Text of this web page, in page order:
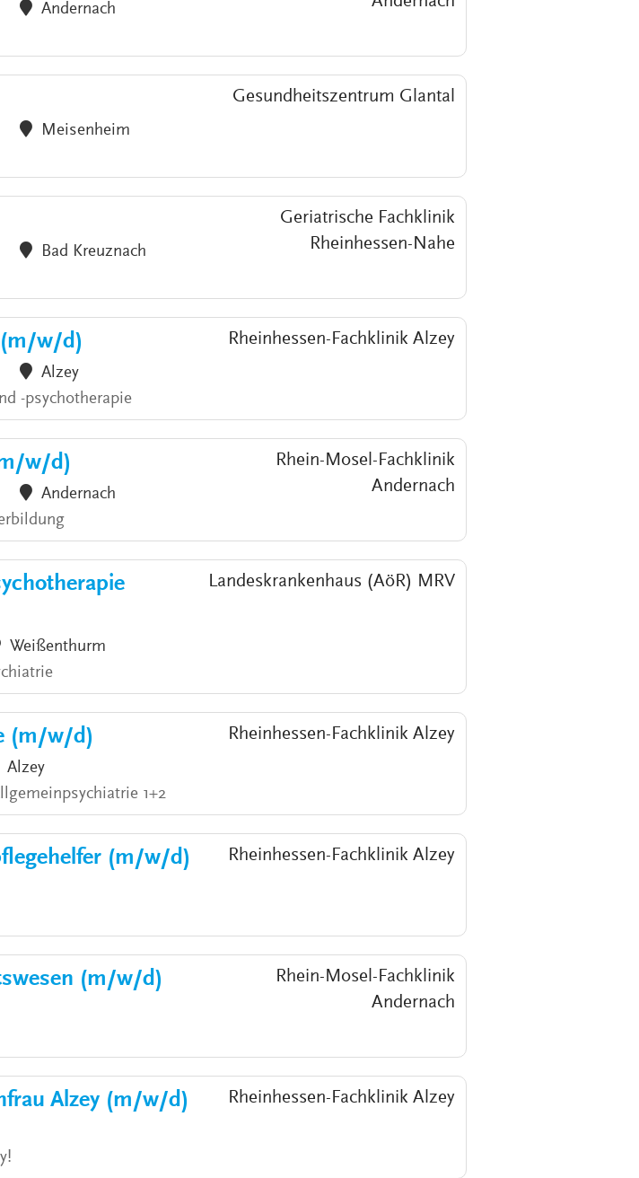
Andernach
Meisenheim
Gesundheitszentrum Glantal
Bad Kreuznach
Geriatrische Fachklinik
Rheinhessen-Nahe
(m/w/d)
Alzey
-psychotherapie
Rheinhessen-Fachklinik Alzey
w/d)
Andernach
Rhein-Mosel-Fachklinik
Andernach
Weißenthurm
Landeskrankenhaus (AöR) MRV
(m/w/d)
Alzey
1+2
Rheinhessen-Fachklinik Alzey
(m/w/d) Rheinhessen-Fachklinik Alzey
(m/w/d)
Rhein-Mosel-Fachklinik
Andernach
Alzey (m/w/d) Rheinhessen-Fachklinik Alzey